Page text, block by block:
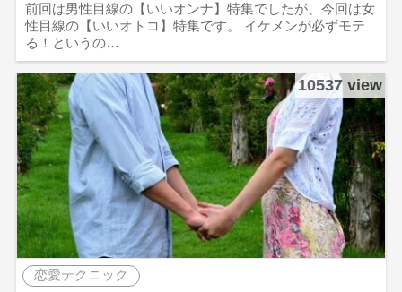
前回は男性目線の【いいオンナ】特集でしたが、今回は女
性目線の【いいオトコ】特集です。 イケメンが必ずモテ
る！というの…
10537 view
恋愛テクニック